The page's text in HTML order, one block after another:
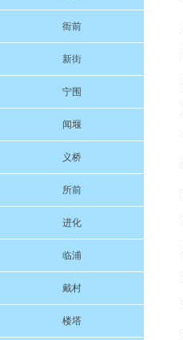
衙前
新街
宁围
闻堰
义桥
所前
进化
临浦
戴村
楼塔